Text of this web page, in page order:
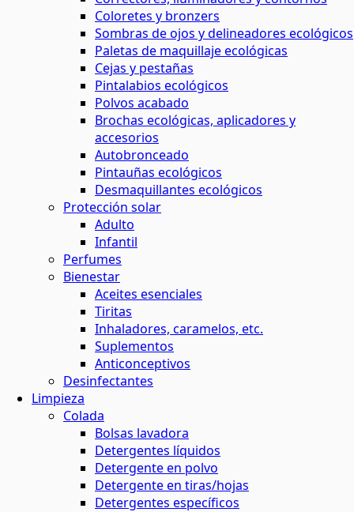
Coloretes y bronzers
Sombras de ojos y delineadores ecológicos
Paletas de maquillaje ecológicas
Cejas y pestañas
Pintalabios ecológicos
Polvos acabado
Brochas ecológicas, aplicadores y
accesorios
Autobronceado
Pintauñas ecológicos
Desmaquillantes ecológicos
Protección solar
Adulto
Infantil
Perfumes
Bienestar
Aceites esenciales
Tiritas
Inhaladores, caramelos, etc.
Suplementos
Anticonceptivos
Desinfectantes
Limpieza
Colada
Bolsas lavadora
Detergentes líquidos
Detergente en polvo
Detergente en tiras/hojas
Detergentes específicos